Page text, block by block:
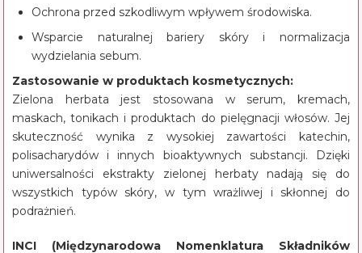
Ochrona przed szkodliwym wpływem środowiska.
Wsparcie naturalnej bariery skóry i normalizacja
wydzielania sebum.
Zastosowanie w produktach kosmetycznych:
Zielona herbata jest stosowana w serum, kremach,
maskach, tonikach i produktach do pielęgnacji włosów. Jej
skuteczność wynika z wysokiej zawartości katechin,
polisacharydów i innych bioaktywnych substancji. Dzięki
uniwersalności ekstrakty zielonej herbaty nadają się do
wszystkich typów skóry, w tym wrażliwej i skłonnej do
podrażnień.
INCI (Międzynarodowa Nomenklatura Składników